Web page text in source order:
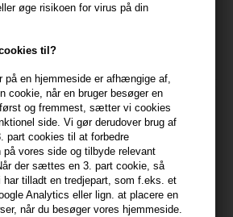
øge risikoen for virus på din
til?
på en hjemmeside er afhængige af,
cookie, når en bruger besøger en
og fremmest, sætter vi cookies
side. Vi gør derudover brug af
part cookies til at forbedre
på vores side og tilbyde relevant
der sættes en 3. part cookie, så
har tilladt en tredjepart, som f.eks. et
Analytics eller lign. at placere en
når du besøger vores hjemmeside.